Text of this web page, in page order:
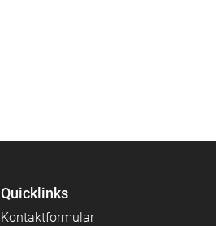
Quicklinks
Kontaktformular